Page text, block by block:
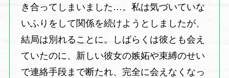
き合ってしまいました…。私は気づいていな
いふりをして関係を続けようとしましたが、
結局は別れることに。しばらくは彼とも会え
ていたのに、新しい彼女の嫉妬や束縛のせい
で連絡手段まで断たれ、完全に会えなくなっ